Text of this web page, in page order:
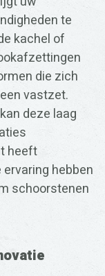
te
kachel of
die zich
vastzet.
deze laag
heeft
hebben
schoorstenen